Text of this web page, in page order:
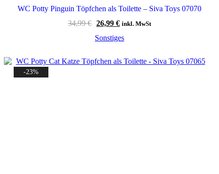
WC Potty Pinguin Töpfchen als Toilette – Siva Toys 07070
34,99€ Ursprünglicher
war:
26,99 €Aktueller
ist:
inkl. MwSt
Sonstiges
-23%